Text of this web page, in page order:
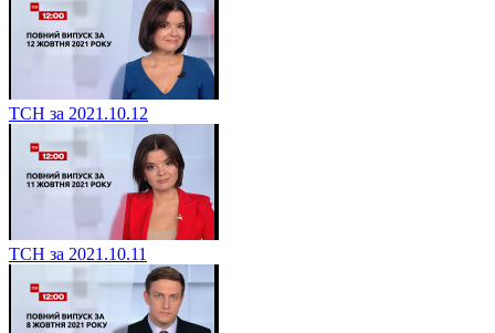
ТСН за 2021.10.12
ТСН за 2021.10.11